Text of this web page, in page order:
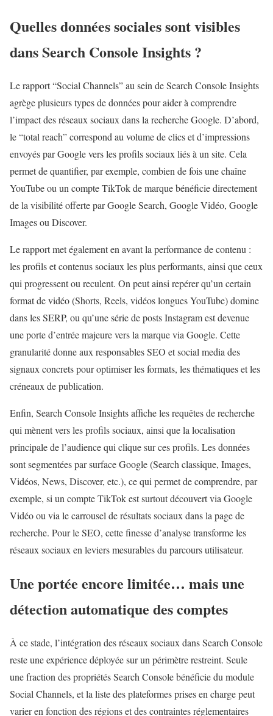
Quelles données sociales sont visibles
dans Search Console Insights ?
Le rapport “Social Channels” au sein de Search Console Insights
agrège plusieurs types de données pour aider à comprendre
l’impact des réseaux sociaux dans la recherche Google. D’abord,
le “total reach” correspond au volume de clics et d’impressions
envoyés par Google vers les profils sociaux liés à un site. Cela
permet de quantifier, par exemple, combien de fois une chaîne
YouTube ou un compte TikTok de marque bénéficie directement
de la visibilité offerte par Google Search, Google Vidéo, Google
Images ou Discover.
Le rapport met également en avant la performance de contenu :
les profils et contenus sociaux les plus performants, ainsi que ceux
qui progressent ou reculent. On peut ainsi repérer qu’un certain
format de vidéo (Shorts, Reels, vidéos longues YouTube) domine
dans les SERP, ou qu’une série de posts Instagram est devenue
une porte d’entrée majeure vers la marque via Google. Cette
granularité donne aux responsables SEO et social media des
signaux concrets pour optimiser les formats, les thématiques et les
créneaux de publication.
Enfin, Search Console Insights affiche les requêtes de recherche
qui mènent vers les profils sociaux, ainsi que la localisation
principale de l’audience qui clique sur ces profils. Les données
sont segmentées par surface Google (Search classique, Images,
Vidéos, News, Discover, etc.), ce qui permet de comprendre, par
exemple, si un compte TikTok est surtout découvert via Google
Vidéo ou via le carrousel de résultats sociaux dans la page de
recherche. Pour le SEO, cette finesse d’analyse transforme les
réseaux sociaux en leviers mesurables du parcours utilisateur.
Une portée encore limitée… mais une
détection automatique des comptes
À ce stade, l’intégration des réseaux sociaux dans Search Console
reste une expérience déployée sur un périmètre restreint. Seule
une fraction des propriétés Search Console bénéficie du module
Social Channels, et la liste des plateformes prises en charge peut
varier en fonction des régions et des contraintes réglementaires